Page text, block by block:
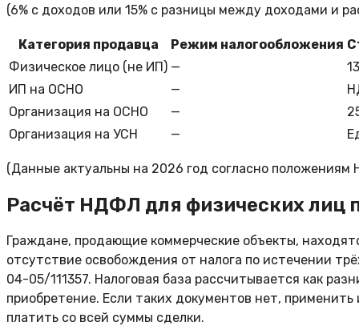
(6% с доходов или 15% с разницы между доходами и
Категория продавца Режим налогообложения
Физическое лицо (не ИП) —
ИП на ОСНО
—
Организация на ОСНО
—
Организация на УСН
—
(Данные актуальны на 2026 год согласно
Расчёт НДФЛ для физических лиц
Граждане, продающие коммерческие объекты,
отсутствие освобождения от налога по истечении
04-05/111357. Налоговая база рассчитывается как
приобретение. Если таких документов нет,
платить со всей суммы сделки.